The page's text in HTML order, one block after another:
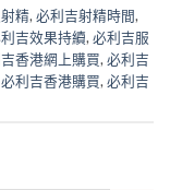
精, 必利吉射精時間,
吉效果持續, 必利吉服
香港網上購買, 必利吉
必利吉香港購買, 必利吉